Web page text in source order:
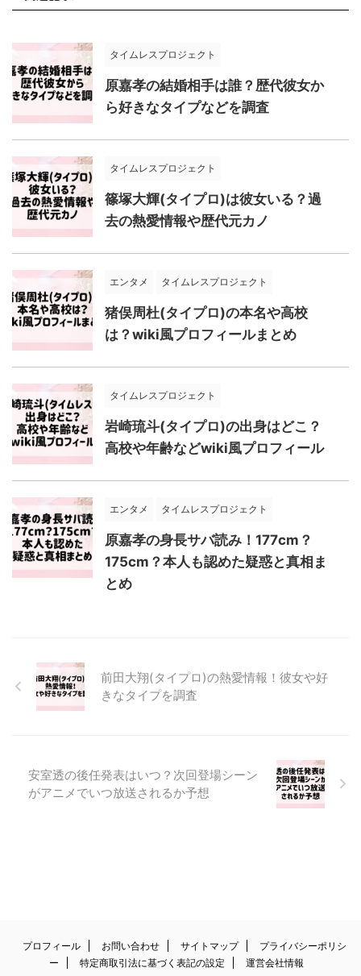
タイムレスプロジェクト
原嘉孝の結婚相手は誰？歴代彼女か
ら好きなタイプなどを調査
タイムレスプロジェクト
篠塚大輝(タイプロ)は彼女いる？過
去の熱愛情報や歴代元カノ
エンタメ タイムレスプロジェクト
猪俣周杜(タイプロ)の本名や高校
は？wiki風プロフィールまとめ
タイムレスプロジェクト
岩崎琉斗(タイプロ)の出身はどこ？
高校や年齢などwiki風プロフィール
エンタメ タイムレスプロジェクト
原嘉孝の身長サバ読み！177cm？
175cm？本人も認めた疑惑と真相ま
とめ
前田大翔(タイプロ)の熱愛情報！彼女や好
きなタイプを調査
安室透の後任発表はいつ？次回登場シーン
がアニメでいつ放送されるか予想
プロフィール お問い合わせ サイトマップ
プライバシーポリシ
ー
特定商取引法に基づく表記の設定 運営会社情報